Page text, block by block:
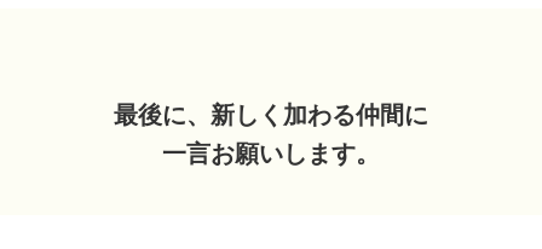
最後に、新しく加わる仲間に
一言お願いします。